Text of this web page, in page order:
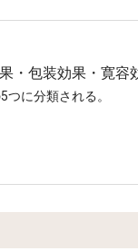
クション・リサーチ
を与える研究を数多
が、レヴィンの門下
。
講演の帰途日本にも
ンの著作を読む「
研究会」と警察に間
ためられたそうです。
トの量は心身の健康
、ソーシャル・サポ
。
数があります。よく
ります。
問題の解決にあたる
・包装効果・寛容
に分類される。